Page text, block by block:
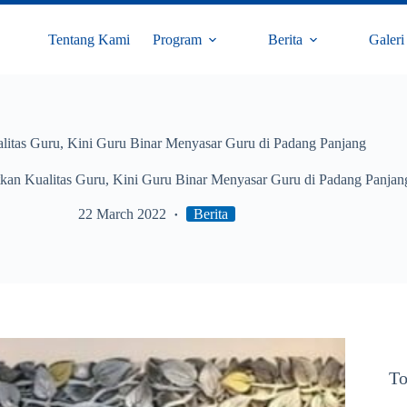
Tentang Kami Program Berita Galeri
Guru, Kini Guru Binar Menyasar Guru di Padang Panjang
Kualitas Guru, Kini Guru Binar Menyasar Guru di Padang
22 March 2022 Berita